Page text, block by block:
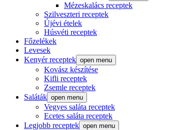
Mézeskalács receptek
Szilveszteri receptek
Újévi ételek
Húsvéti receptek
Főzelékek
Levesek
Kenyér receptek open menu
Kovász készítése
Kifli receptek
Zsemle receptek
Saláták open menu
Vegyes saláta receptek
Ecetes saláta receptek
Legjobb receptek open menu